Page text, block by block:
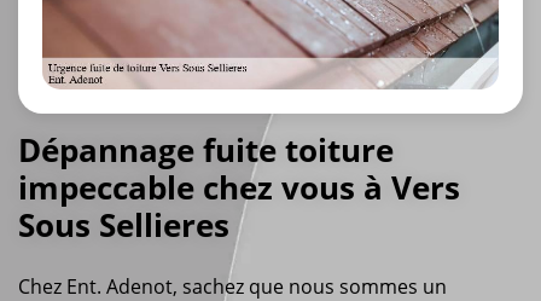
Dépannage fuite toiture
impeccable chez vous à Vers
Sous Sellieres
Chez Ent. Adenot, sachez que nous sommes un